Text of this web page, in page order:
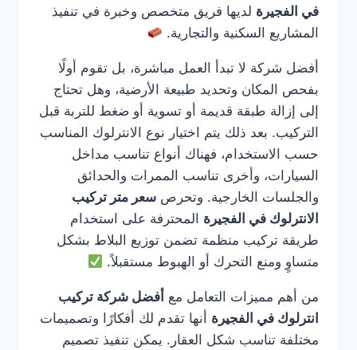
في الفجيرة لديها فريق متخصص وخبرة في تنفيذ
المشاريع السكنية والتجارية.
أفضل شركة لا تبدأ العمل مباشرة، بل تقوم أولًا
بفحص المكان وتحديد طبيعة الأرضية، وهل تحتاج
إلى إزالة طبقة قديمة أو تسوية أو ضغط للتربة قبل
التركيب. بعد ذلك يتم اختيار نوع الانترلوك المناسب
حسب الاستخدام، فهناك أنواع تناسب مداخل
السيارات، وأخرى تناسب الممرات والحدائق
والجلسات الخارجية. وتحرص سعر متر تركيب
الانترلوك في الفجيرة المحترفة على استخدام
طريقة تركيب منظمة تضمن توزيع البلاط بشكل
متساوٍ ومنع التحرك أو الهبوط مستقبلاً.
من أهم مميزات التعامل مع أفضل شركة تركيب
انترلوك في الفجيرة أنها تقدم لك أفكارًا وتصميمات
مختلفة تناسب شكل العقار. يمكن تنفيذ تصميم